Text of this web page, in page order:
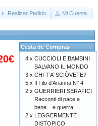
Realizar Pedido Mi Cuenta
Cesta de Compras
4 x CUCCIOLI E BAMBINI
SALVANO IL MONDO
3 x CHI T’A’ SCIÒVETE?
5 x Il Filo d'Arianna N° 4
2 x GUERRIERI SERAFICI
Racconti di pace e
bene... e guerra
2 x LEGGERMENTE
DISTOPICO